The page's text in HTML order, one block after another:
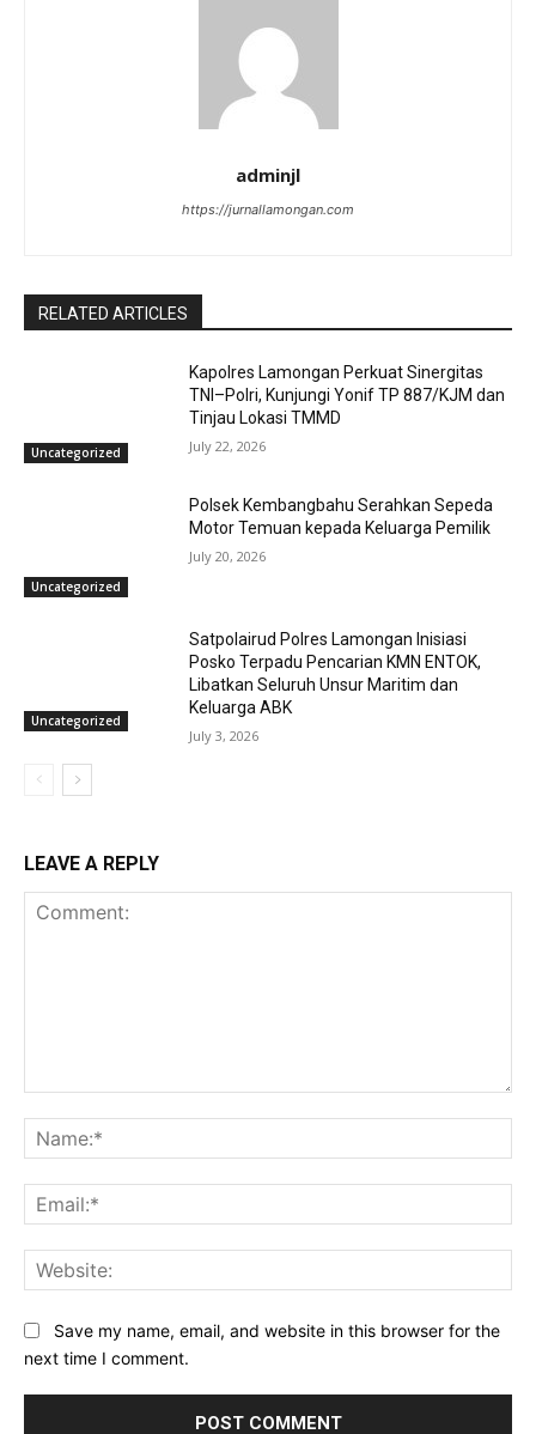
adminjl
https://jurnallamongan.com
RELATED ARTICLES
Uncategorized
Kapolres Lamongan Perkuat Sinergitas
TNI–Polri, Kunjungi Yonif TP 887/KJM dan
Tinjau Lokasi TMMD
July 22, 2026
Uncategorized
Polsek Kembangbahu Serahkan Sepeda
Motor Temuan kepada Keluarga Pemilik
July 20, 2026
Uncategorized
Satpolairud Polres Lamongan Inisiasi
Posko Terpadu Pencarian KMN ENTOK,
Libatkan Seluruh Unsur Maritim dan
Keluarga ABK
July 3, 2026
LEAVE A REPLY
Save my name, email, and website in this browser for the
next time I comment.